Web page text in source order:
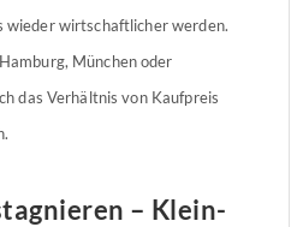
wieder wirtschaftlicher werden.
München oder
das Verhältnis von Kaufpreis
– Klein-